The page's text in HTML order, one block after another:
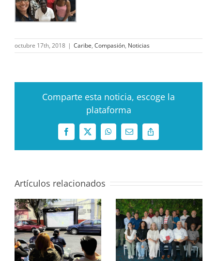
octubre 17th, 2018 | Caribe, Compasión, Noticias
Comparte esta noticia, escoge la
plataforma
Facebook
X WhatsAppCorreo
electrónico
Copy
Link
Artículos relacionados